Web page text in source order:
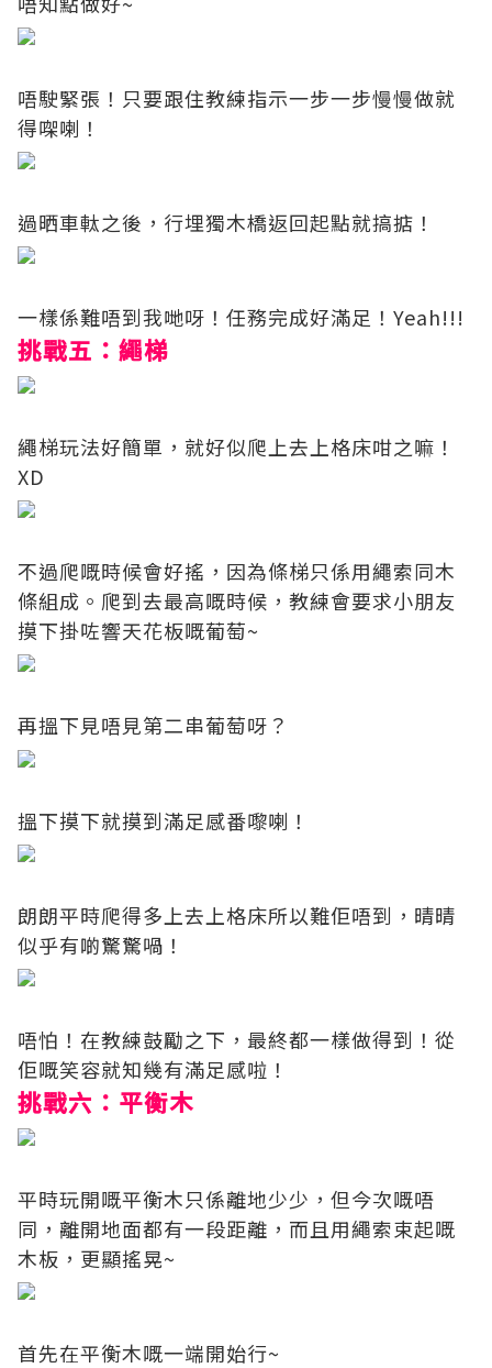
唔駛緊張！只要跟住教練指示一步一步慢慢做就
得㗎喇！
過晒車軚之後，行埋獨木橋返回起點就搞掂！
一樣係難唔到我哋呀！任務完成好滿足！Yeah!!!
挑戰五：繩梯
繩梯玩法好簡單，就好似爬上去上格床咁之嘛！
XD
不過爬嘅時候會好搖，因為條梯只係用繩索同木
條組成。爬到去最高嘅時候，教練會要求小朋友
摸下掛咗響天花板嘅葡萄~
再搵下見唔見第二串葡萄呀？
搵下摸下就摸到滿足感番嚟喇！
朗朗平時爬得多上去上格床所以難佢唔到，晴晴
似乎有啲驚驚喎！
唔怕！在教練鼓勵之下，最終都一樣做得到！從
佢嘅笑容就知幾有滿足感啦！
挑戰六：平衡木
平時玩開嘅平衡木只係離地少少，但今次嘅唔
同，離開地面都有一段距離，而且用繩索束起嘅
木板，更顯搖晃~
首先在平衡木嘅一端開始行~